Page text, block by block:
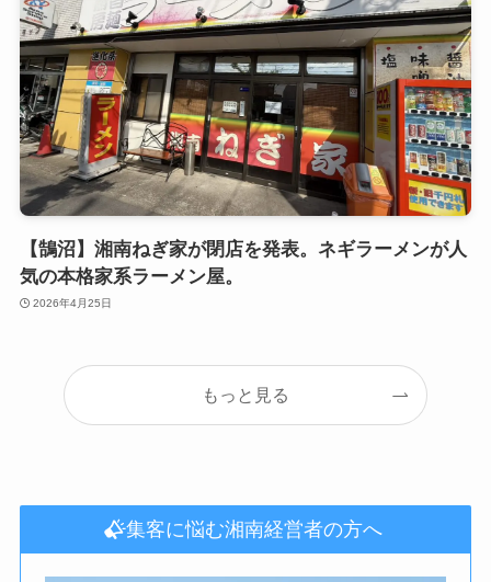
【鵠沼】湘南ねぎ家が閉店を発表。ネギラーメンが人
気の本格家系ラーメン屋。
2026年4月25日
もっと見る
集客に悩む湘南経営者の方へ